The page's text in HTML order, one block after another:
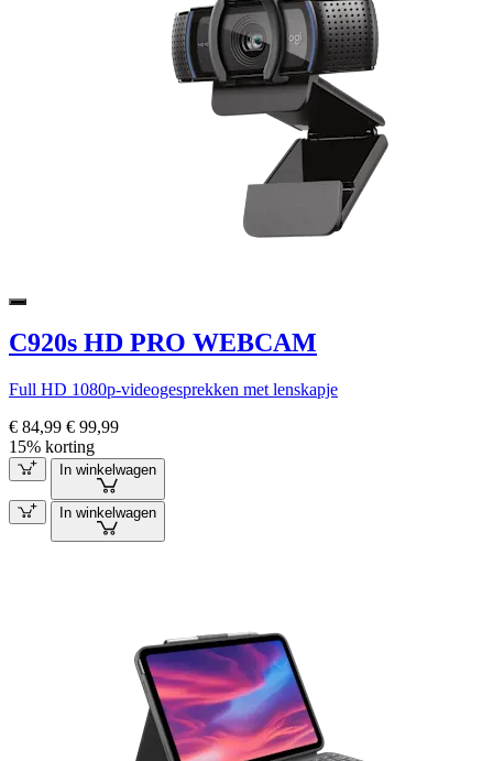
C920s HD PRO WEBCAM
Full HD 1080p-videogesprekken met lenskapje
€ 84,99 € 99,99
15% korting
In winkelwagen
In winkelwagen